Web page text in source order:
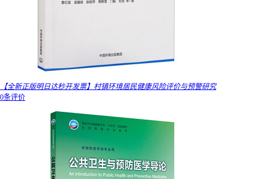
【全新正版明日达秒开发票】村镇环境居民健康风险评价与预警研究
0条评价